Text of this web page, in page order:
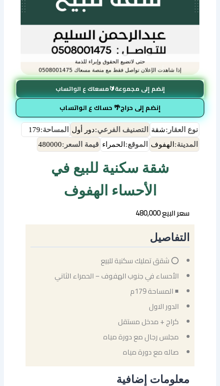
إنضم إلى مجموعة🔰مسعاك ع الواتساب
إنضم إلى حراج🌴 حساك ع الواتساب
نوع العقار:شقة التصنيف الفرعي:دور أول المساحة:179
المدينة: الهفوف الموقع: الحمراء قيمة السعر:480000
شقة سكنية للبيع في
الأحساء الهفوف
سعر البيع 480,000
التفاصيل
⭕ شقق تمليك سكنية للبيع
الأحساء في جنوب الهفوف – الحمراء الثاني
◾ المساحة 179م
الدور الاول
كراج + مدخل مستقل
مجلس رجال مع دورة مياه
صاله مع دورة مياه
معلومات إضافية